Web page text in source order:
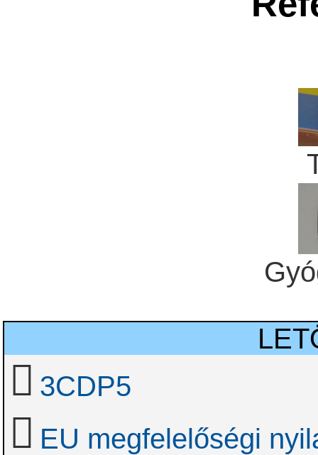
3CDP5
EU megfelelőségi